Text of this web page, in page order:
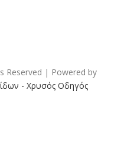
Reserved | Powered by